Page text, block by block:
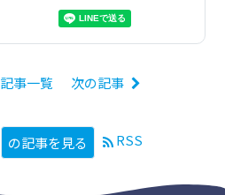
記事一覧 次の記事
の記事を見る RSS